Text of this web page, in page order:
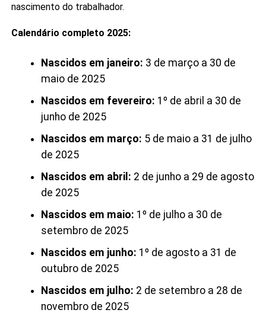
nascimento do trabalhador.
Calendário completo 2025:
Nascidos em janeiro: 3 de março a 30 de
maio de 2025
Nascidos em fevereiro: 1º de abril a 30 de
junho de 2025
Nascidos em março: 5 de maio a 31 de julho
de 2025
Nascidos em abril: 2 de junho a 29 de agosto
de 2025
Nascidos em maio: 1º de julho a 30 de
setembro de 2025
Nascidos em junho: 1º de agosto a 31 de
outubro de 2025
Nascidos em julho: 2 de setembro a 28 de
novembro de 2025